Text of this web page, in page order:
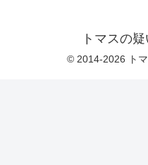
トマスの
© 2014-2026 トマ